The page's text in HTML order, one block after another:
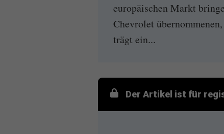
europäischen Markt
Chevrolet
trägt ein...
Der Artikel ist für